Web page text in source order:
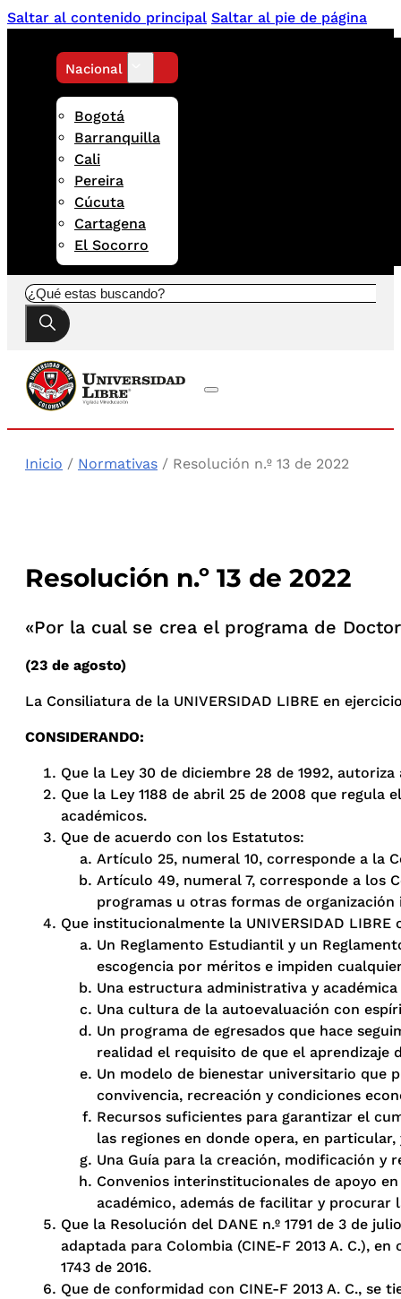
Saltar al contenido principal Saltar al pie de página
Nacional
Bogotá
Barranquilla
Cali
Pereira
Cúcuta
Cartagena
El Socorro
Buscar
Inicio / Normativas / Resolución n.º 13 de 2022
Resolución n.º 13 de 2022
«Por la cual se crea el programa de
(23 de agosto)
La Consiliatura de la UNIVERSIDAD LIBRE en
CONSIDERANDO:
Que la Ley 30 de diciembre 28 de 1992,
Que la Ley 1188 de abril 25 de 2008 que
académicos.
Que de acuerdo con los Estatutos:
Artículo 25, numeral 10, corresponde a la
Artículo 49, numeral 7, corresponde a los
programas u otras formas de
Que institucionalmente la UNIVERSIDAD LIBRE
Un Reglamento Estudiantil y un
escogencia por méritos e impiden
Una estructura administrativa y
Una cultura de la autoevaluación con
Un programa de egresados que hace
realidad el requisito de que el aprendizaje
Un modelo de bienestar universitario que
convivencia, recreación y condiciones
Recursos suficientes para garantizar el
las regiones en donde opera, en particular,
Una Guía para la creación, modificación y
Convenios interinstitucionales de apoyo
académico, además de facilitar y
Que la Resolución del DANE n.º 1791 de 3 de
adaptada para Colombia (CINE-F 2013 A. C.),
1743 de 2016.
Que de conformidad con CINE-F 2013 A. C., se